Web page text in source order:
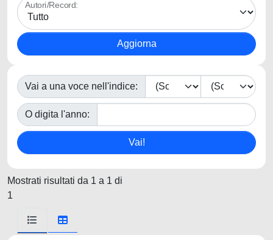
Autori/Record:
Vai a una voce nell'indice:
O digita l'anno:
Mostrati risultati da 1 a 1 di
1